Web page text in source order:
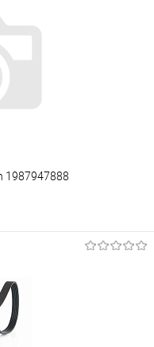
В наличии
1987947888
Под заказ